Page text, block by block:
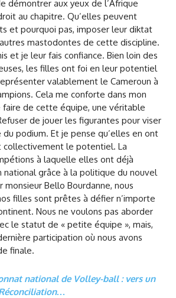
démontrer aux yeux de l’Afrique
au chapitre. Qu’elles peuvent
et pourquoi pas, imposer leur diktat
mastodontes de cette discipline.
et je leur fais confiance. Bien loin des
les filles ont foi en leur potentiel
valablement le Cameroun à
Cela me conforte dans mon
de cette équipe, une véritable
de jouer les figurantes pour viser
podium. Et je pense qu’elles en ont
le potentiel. La
à laquelle elles ont déjà
national grâce à la politique du nouvel
Bello Bourdanne, nous
filles sont prêtes à défier n’importe
Nous ne voulons pas aborder
le statut de « petite équipe », mais,
participation où nous avons
finale.
national de Volley-ball : vers un